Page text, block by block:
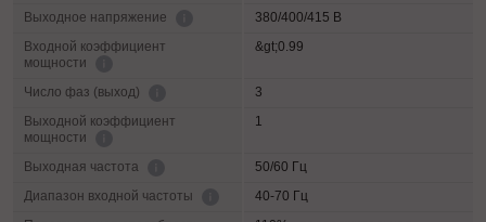
Выходное напряжение
380/400/415 В
Входной коэффициент
мощности
&gt;0.99
Число фаз (выход)
3
Выходной коэффициент
мощности
1
Выходная частота
50/60 Гц
Диапазон входной частоты
40-70 Гц